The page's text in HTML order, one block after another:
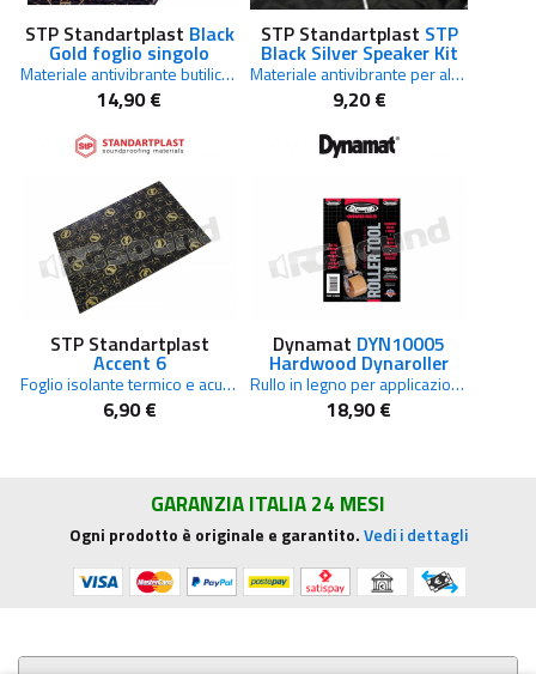
STP Standartplast Black
Gold foglio singolo
Materiale antivibrante butilico 750 x 500 mm
14,90 €
STP Standartplast STP
Black Silver Speaker Kit
Materiale antivibrante per altoparlanti confezione 2 fogli 375 x 265
9,20 €
STP Standartplast
Accent 6
Foglio isolante termico e acustico autoadesivo 6 mm
6,90 €
Dynamat DYN10005
Hardwood Dynaroller
Rullo in legno per applicazione materiali antivibrazione
18,90 €
GARANZIA ITALIA 24 MESI
Ogni prodotto è originale e garantito.Vedi i dettagli